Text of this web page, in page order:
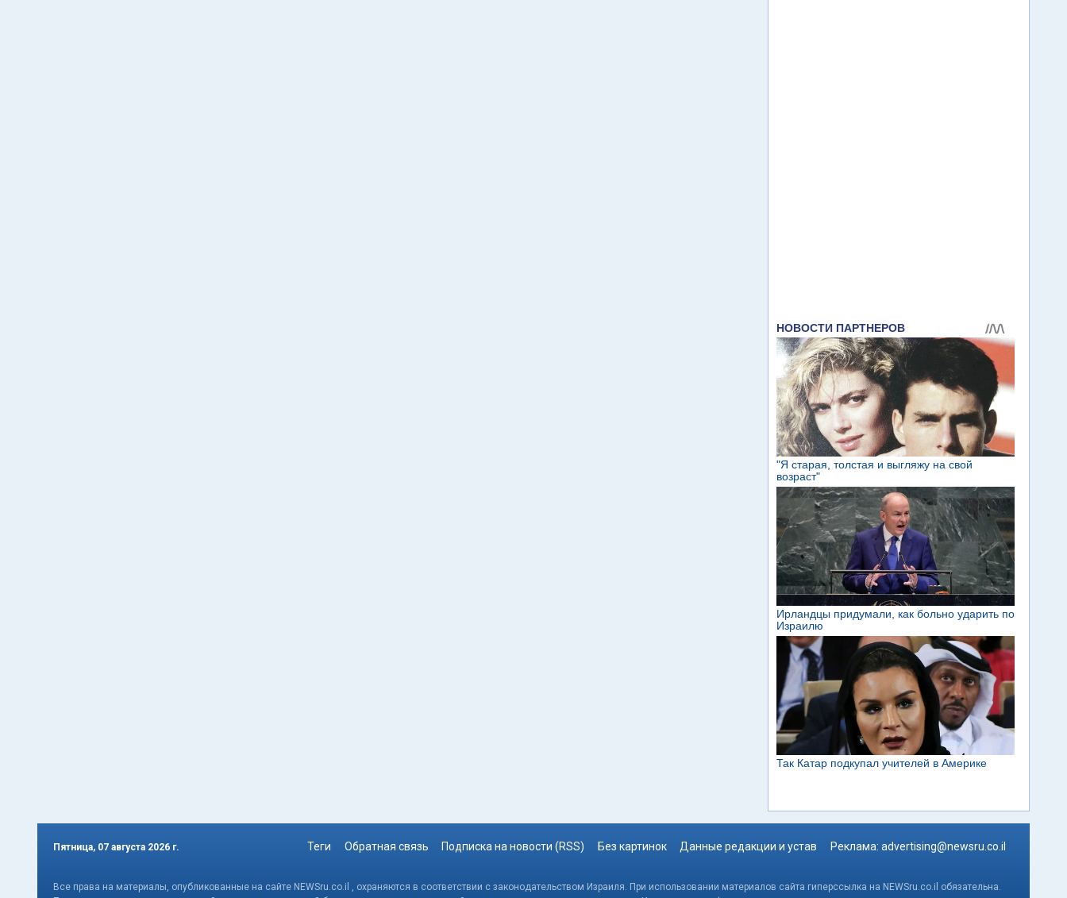
Пятница, 07 августа 2026 г. Теги Обратная связь Подписка на новости (RSS) Без картинок Данные редакции и устав Реклама: advertising@newsru.co.il
Все права на материалы, опубликованные на сайте NEWSru.co.il , охраняются в соответствии с законодательством Израиля. При использовании материалов сайта гиперссылка на NEWSru.co.il обязательна.